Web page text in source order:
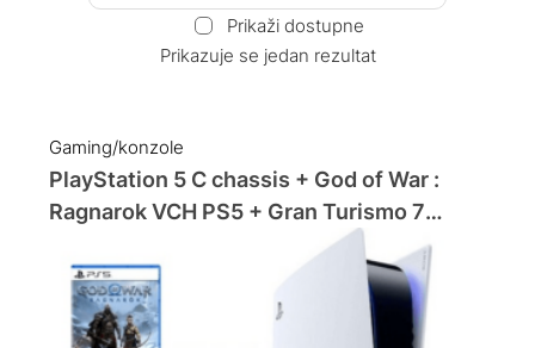
Prikaži dostupne
Prikazuje se jedan rezultat
Gaming/konzole
PlayStation 5 C chassis + God of War :
Ragnarok VCH PS5 + Gran Turismo 7